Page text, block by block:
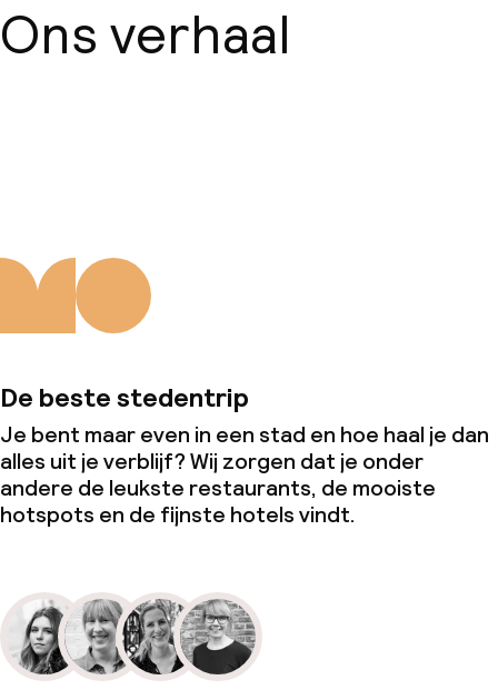
Ons verhaal
De beste stedentrip
Je bent maar even in een stad en hoe haal je dan
alles uit je verblijf? Wij zorgen dat je onder
andere de leukste restaurants, de mooiste
hotspots en de fijnste hotels vindt.